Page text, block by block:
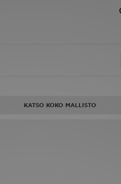
KATSO KOKO MALLISTO